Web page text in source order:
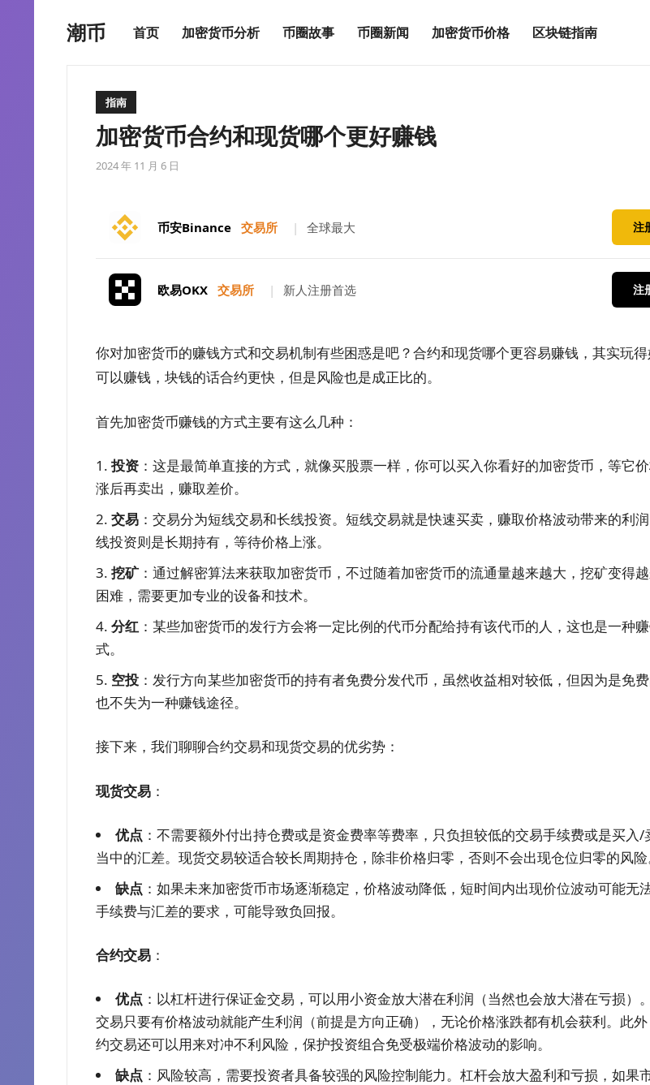
潮币 首页 加密货币分析 币圈故事 币圈新闻 加密货币价格 区块链指南
指南
加密货币合约和现货哪个更好赚钱
2024 年 11 月 6 日
币安Binance 交易所 | 全球最大 注
欧易OKX 交易所 | 新人注册首选 注
你对加密货币的赚钱方式和交易机制有些困惑是吧？合约和现货哪个更容易赚钱，其实玩
可以赚钱，块钱的话合约更快，但是风险也是成正比的。
首先加密货币赚钱的方式主要有这么几种：
投资 ：这是最简单直接的方式，就像买股票一样，你可以买入你看好的加密货币，等它
涨后再卖出，赚取差价。
交易 ：交易分为短线交易和长线投资。短线交易就是快速买卖，赚取价格波动带来的利
线投资则是长期持有，等待价格上涨。
挖矿：通过解密算法来获取加密货币，不过随着加密货币的流通量越来越大，挖矿变得
困难，需要更加专业的设备和技术。
分红 ：某些加密货币的发行方会将一定比例的代币分配给持有该代币的人，这也是一种
式。
空投 ：发行方向某些加密货币的持有者免费分发代币，虽然收益相对较低，但因为是免费
也不失为一种赚钱途径。
接下来，我们聊聊合约交易和现货交易的优劣势：
现货交易 ：
优点 ：不需要额外付出持仓费或是资金费率等费率，只负担较低的交易手续费或是买入/
当中的汇差。现货交易较适合较长周期持仓，除非价格归零，否则不会出现仓位归零的风险
缺点 ：如果未来加密货币市场逐渐稳定，价格波动降低，短时间内出现价位波动可能无
手续费与汇差的要求，可能导致负回报。
合约交易 ：
优点 ：以杠杆进行保证金交易，可以用小资金放大潜在利润（当然也会放大潜在亏损）
交易只要有价格波动就能产生利润（前提是方向正确），无论价格涨跌都有机会获利。此
约交易还可以用来对冲不利风险，保护投资组合免受极端价格波动的影响。
缺点 ：风险较高，需要投资者具备较强的风险控制能力。杠杆会放大盈利和亏损，如果